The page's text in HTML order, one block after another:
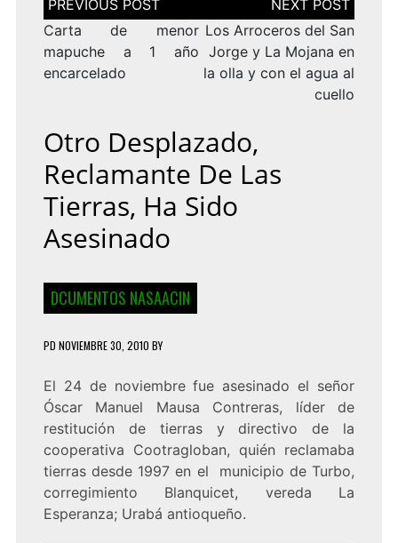
de
entradas
Carta de menor
mapuche a 1 año
encarcelado
Los Arroceros del San
Jorge y La Mojana en
la olla y con el agua al
cuello
Otro Desplazado,
Reclamante De Las
Tierras, Ha Sido
Asesinado
DCUMENTOS NASAACIN
PD NOVIEMBRE 30, 2010 BY
El 24 de noviembre fue asesinado el señor
Óscar Manuel Mausa Contreras, líder de
restitución de tierras y directivo de la
cooperativa Cootragloban, quién reclamaba
tierras desde 1997 en el municipio de Turbo,
corregimiento Blanquicet, vereda La
Esperanza; Urabá antioqueño.